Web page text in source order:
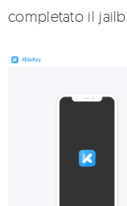
completato il